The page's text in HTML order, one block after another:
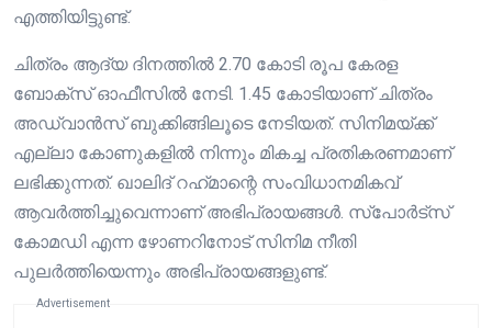
എത്തിയിട്ടുണ്ട്.
ചിത്രം ആദ്യ ദിനത്തിൽ 2.70 കോടി രൂപ കേരള
ബോക്സ് ഓഫീസിൽ നേടി. 1.45 കോടിയാണ് ചിത്രം
അഡ്വാന്‍സ് ബുക്കിങ്ങിലൂടെ നേടിയത്. സിനിമയ്ക്ക്
എല്ലാ കോണുകളിൽ നിന്നും മികച്ച പ്രതികരണമാണ്
ലഭിക്കുന്നത്. ഖാലിദ് റഹ്‌മാന്റെ സംവിധാനമികവ്
ആവര്‍ത്തിച്ചുവെന്നാണ് അഭിപ്രായങ്ങള്‍. സ്‌പോര്‍ട്‌സ്
കോമഡി എന്ന ഴോണറിനോട് സിനിമ നീതി
പുലര്‍ത്തിയെന്നും അഭിപ്രായങ്ങളുണ്ട്.
Advertisement